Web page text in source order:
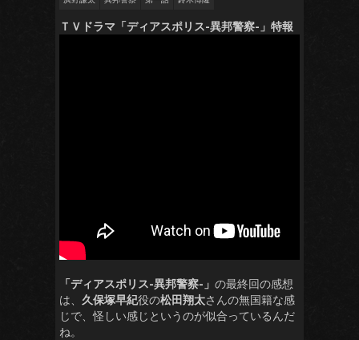
ＴＶドラマ「ディアスポリス-異邦警察-」特報
「ディアスポリス-異邦警察-」 の最終回の感想
は、 久保塚早紀役の松田翔太さんの無国籍な感
じで、怪しい感じというのが似合っているんだ
ね。